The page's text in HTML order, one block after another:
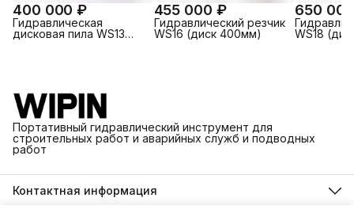
400 000 ₽
Гидравлическая
дисковая пила WS13
455 000 ₽
Гидравлический резчик
WS16 (диск 400мм)
650
WS18
Портативный гидравлический инструмент для
строительных работ и аварийных служб и подводных
работ
Контактная информация